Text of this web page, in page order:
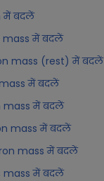
में बदलें
mass में बदलें
mass (rest) में बदलें
mass में बदलें
mass में बदलें
mass में बदलें
mass में बदलें
mass में बदलें